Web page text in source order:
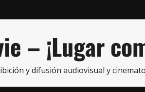
– ¡Lugar
y difusión audiovisual y